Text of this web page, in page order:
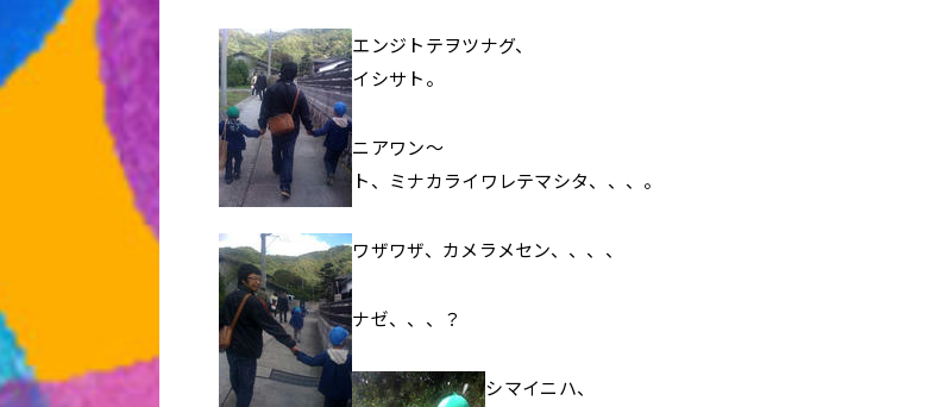
エンジトテヲツナグ、
イシサト。
ニアワン〜
ト、ミナカライワレテマシタ、、、。
ワザワザ、カメラメセン、、、、
ナゼ、、、？
シマイニハ、